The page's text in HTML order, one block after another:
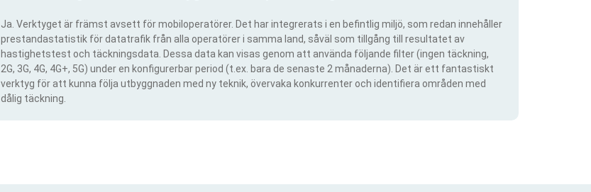
Ja. Verktyget är främst avsett för mobiloperatörer. Det har integrerats i en befintlig miljö, som redan innehåller
prestandastatistik för datatrafik från alla operatörer i samma land, såväl som tillgång till resultatet av
hastighetstest och täckningsdata. Dessa data kan visas genom att använda följande filter (ingen täckning,
2G, 3G, 4G, 4G+, 5G) under en konfigurerbar period (t.ex. bara de senaste 2 månaderna). Det är ett fantastiskt
verktyg för att kunna följa utbyggnaden med ny teknik, övervaka konkurrenter och identifiera områden med
dålig täckning.